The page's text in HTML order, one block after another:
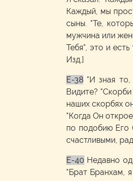
Каждый, мы
сыны. "Те,
мужчина или
Тебя", это и
Изд.]
E-38 "И зная то,
Видите?
наших скорбях
"Когда Он
по подобию Его
счастливыми,
E-40 Недавно
"Брат Бранхам,